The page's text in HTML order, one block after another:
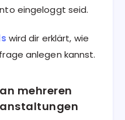
eingeloggt seid.
wird dir erklärt, wie
anlegen kannst.
mehreren